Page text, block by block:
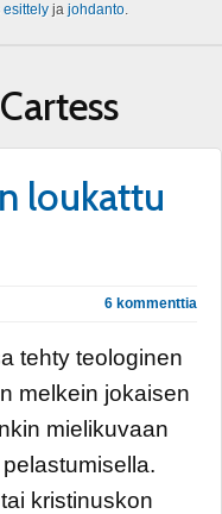
esittelyja johdanto.
Cartess
loukattu
6 kommenttia
tehty teologinen
melkein jokaisen
mielikuvaan
kristinuskon